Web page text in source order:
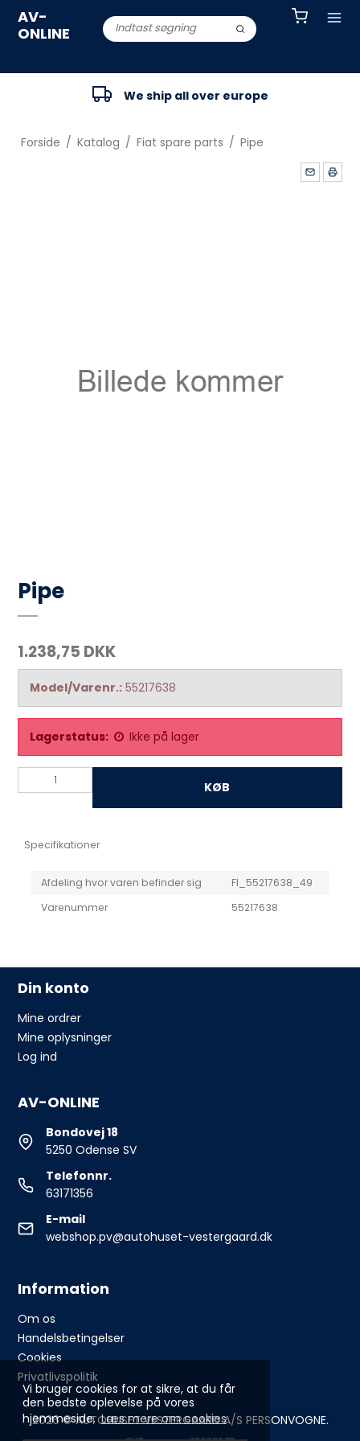
Vi bruger cookies for at sikre, at du får
den bedste oplevelse på vores
hjemmeside.Læs mere om cookies
AV-
ONLINE
We ship all over europe
Forside / Katalog / Fiat spare parts / Pipe
Pipe
1.238,75 DKK
Model/Varenr.: 55217638
Lagerstatus: Ikke på lager
KØB
Specifikationer
Afdeling hvor varen befinder sig
FI_55217638_49
Varenummer
55217638
Din konto
Mine ordrer
Mine oplysninger
Log ind
AV-ONLINE
Bondovej 18
5250 Odense SV
Telefonnr.
63171356
E-mail
webshop.pv@autohuset-vestergaard.dk
Information
Om os
Handelsbetingelser
Cookies
Privatlivspolitik
2026 © AUTOHUSET VESTERGAARD A/S PERSONVOGNE.